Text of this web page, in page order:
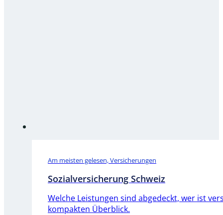
Am meisten gelesen, Versicherungen
Sozialversicherung Schweiz
Welche Leistungen sind abgedeckt, wer ist
kompakten Überblick.